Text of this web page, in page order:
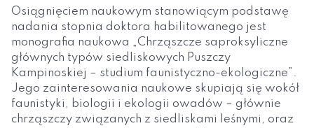
Osiągnięciem naukowym stanowiącym podstawę
nadania stopnia doktora habilitowanego jest
monografia naukowa „Chrząszcze saproksyliczne
głównych typów siedliskowych Puszczy
Kampinoskiej – studium faunistyczno-ekologiczne”.
Jego zainteresowania naukowe skupiają się wokół
faunistyki, biologii i ekologii owadów – głównie
chrząszczy związanych z siedliskami leśnymi, oraz